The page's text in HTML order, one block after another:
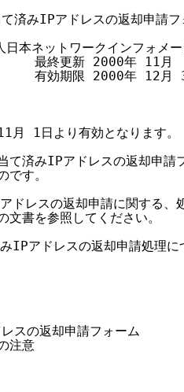
みIPアドレスの返却申請フ
ネットワークインフォメー
最終更新 2000年 11月
有効期限 2000年 12月
1日より有効となります。
済みIPアドレスの返却申請
す。
レスの返却申請に関する、
書を参照してください。
アドレスの返却申請処理に
スの返却申請フォーム
注意